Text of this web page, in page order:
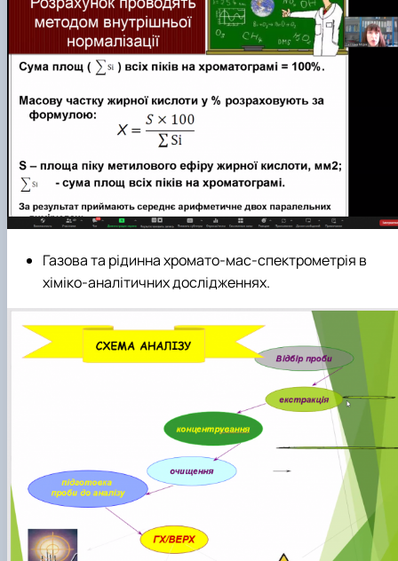
Газова та рідинна хромато-мас-спектрометрія в
хіміко-аналітичних дослідженнях.